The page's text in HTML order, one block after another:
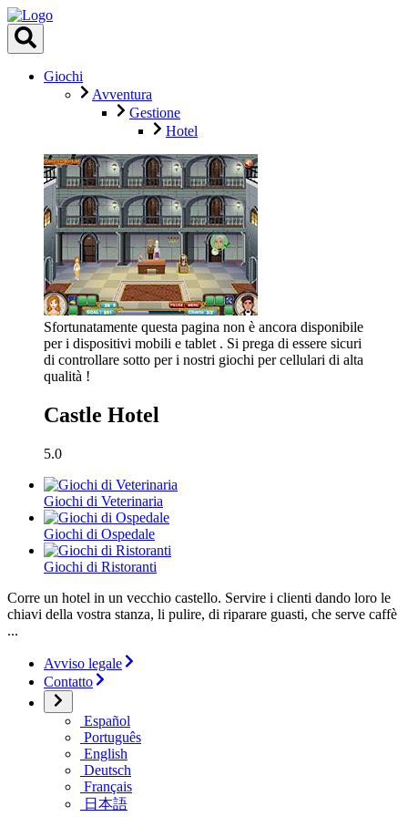
Giochi
Avventura
Gestione
Hotel
Sfortunatamente questa pagina non è ancora disponibile
per i dispositivi mobili e tablet . Si prega di essere sicuri
di controllare sotto per i nostri giochi per cellulari di alta
qualità !
Castle Hotel
5.0
Giochi di Veterinaria
Giochi di Ospedale
Giochi di Ristoranti
Corre un hotel in un vecchio castello. Servire i clienti dando loro le
chiavi della vostra stanza, li pulire, di riparare guasti, che serve caffè
...
Avviso legale
Contatto
Español
Português
English
Deutsch
Français
日本語